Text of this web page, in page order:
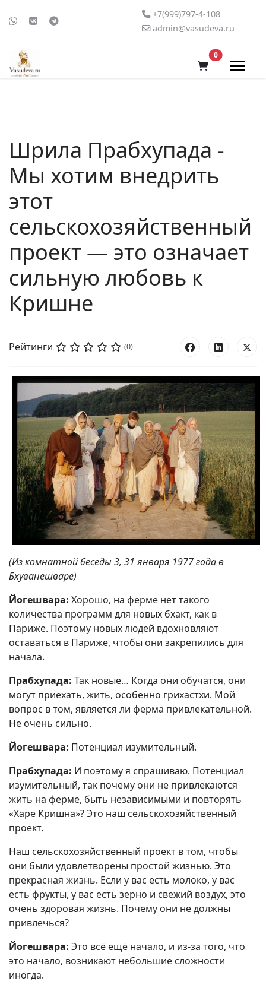
+7(999)797-4-108
admin@vasudeva.ru
0В корзину
Шрила Прабхупада -
Мы хотим внедрить
этот
сельскохозяйственный
проект — это означает
сильную любовь к
Кришне
Рейтинги (0)
(Из комнатной беседы 3, 31 января 1977 года в
Бхуванешваре)
Йогешвара: Хорошо, на ферме нет такого
количества программ для новых бхакт, как в
Париже. Поэтому новых людей вдохновляют
оставаться в Париже, чтобы они закрепились для
начала.
Прабхупада: Так новые… Когда они обучатся, они
могут приехать, жить, особенно грихастхи. Мой
вопрос в том, является ли ферма привлекательной.
Не очень сильно.
Йогешвара: Потенциал изумительный.
Прабхупада: И поэтому я спрашиваю. Потенциал
изумительный, так почему они не привлекаются
жить на ферме, быть независимыми и повторять
«Харе Кришна»? Это наш сельскохозяйственный
проект.
Наш сельскохозяйственный проект в том, чтобы
они были удовлетворены простой жизнью. Это
прекрасная жизнь. Если у вас есть молоко, у вас
есть фрукты, у вас есть зерно и свежий воздух, это
очень здоровая жизнь. Почему они не должны
привлечься?
Йогешвара: Это всё ещё начало, и из-за того, что
это начало, возникают небольшие сложности
иногда.